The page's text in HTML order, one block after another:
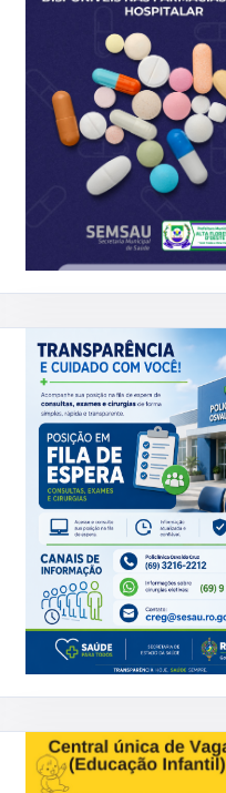
STRAUB
PÚBLICO Nº002-2026-
DE ALIMENTO-PPA